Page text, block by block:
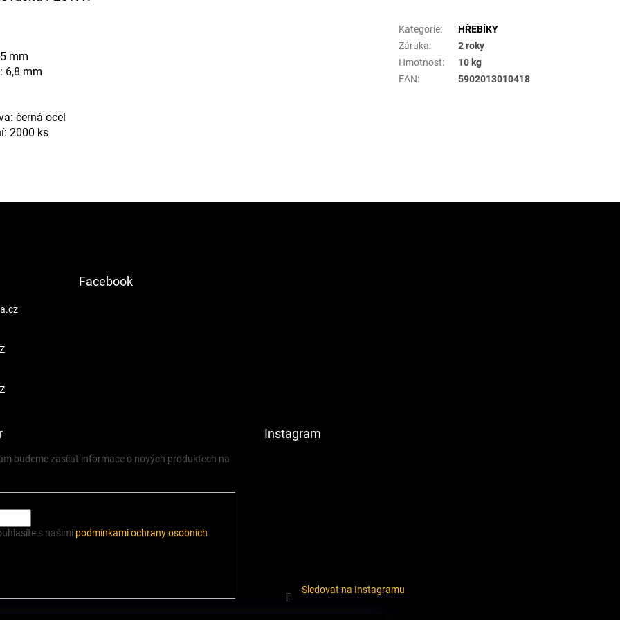
mm
6,8 mm
černá ocel
2000 ks
Kategorie:
HŘEBÍKY
Záruka:
2 roky
Hmotnost:
10 kg
EAN: 5902013010418
Facebook
budeme zasílat informace o nových produktech na
s našimi podmínkami ochrany osobních
Instagram
Sledovat na Instagramu